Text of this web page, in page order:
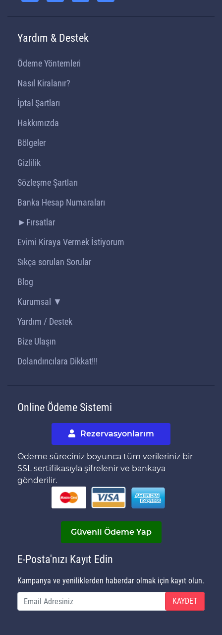
Yardım & Destek
Ödeme Yöntemleri
Nasıl Kiralanır?
İptal Şartları
Hakkımızda
Bölgeler
Gizlilik
Sözleşme Şartları
Banka Hesap Numaraları
►Fırsatlar
Evimi Kiraya Vermek İstiyorum
Sıkça sorulan Sorular
Blog
Kurumsal ▼
Yardım / Destek
Bize Ulaşın
Dolandırıcılara Dikkat!!!
Online Ödeme Sistemi
Rezervasyonlarım
Ödeme süreciniz boyunca tüm verileriniz bir
SSL sertifikasıyla şifrelenir ve bankaya
gönderilir.
Güvenli Ödeme Yap
E-Posta'nızı Kayıt Edin
Kampanya ve yeniliklerden haberdar olmak için kayıt olun.
KAYDET